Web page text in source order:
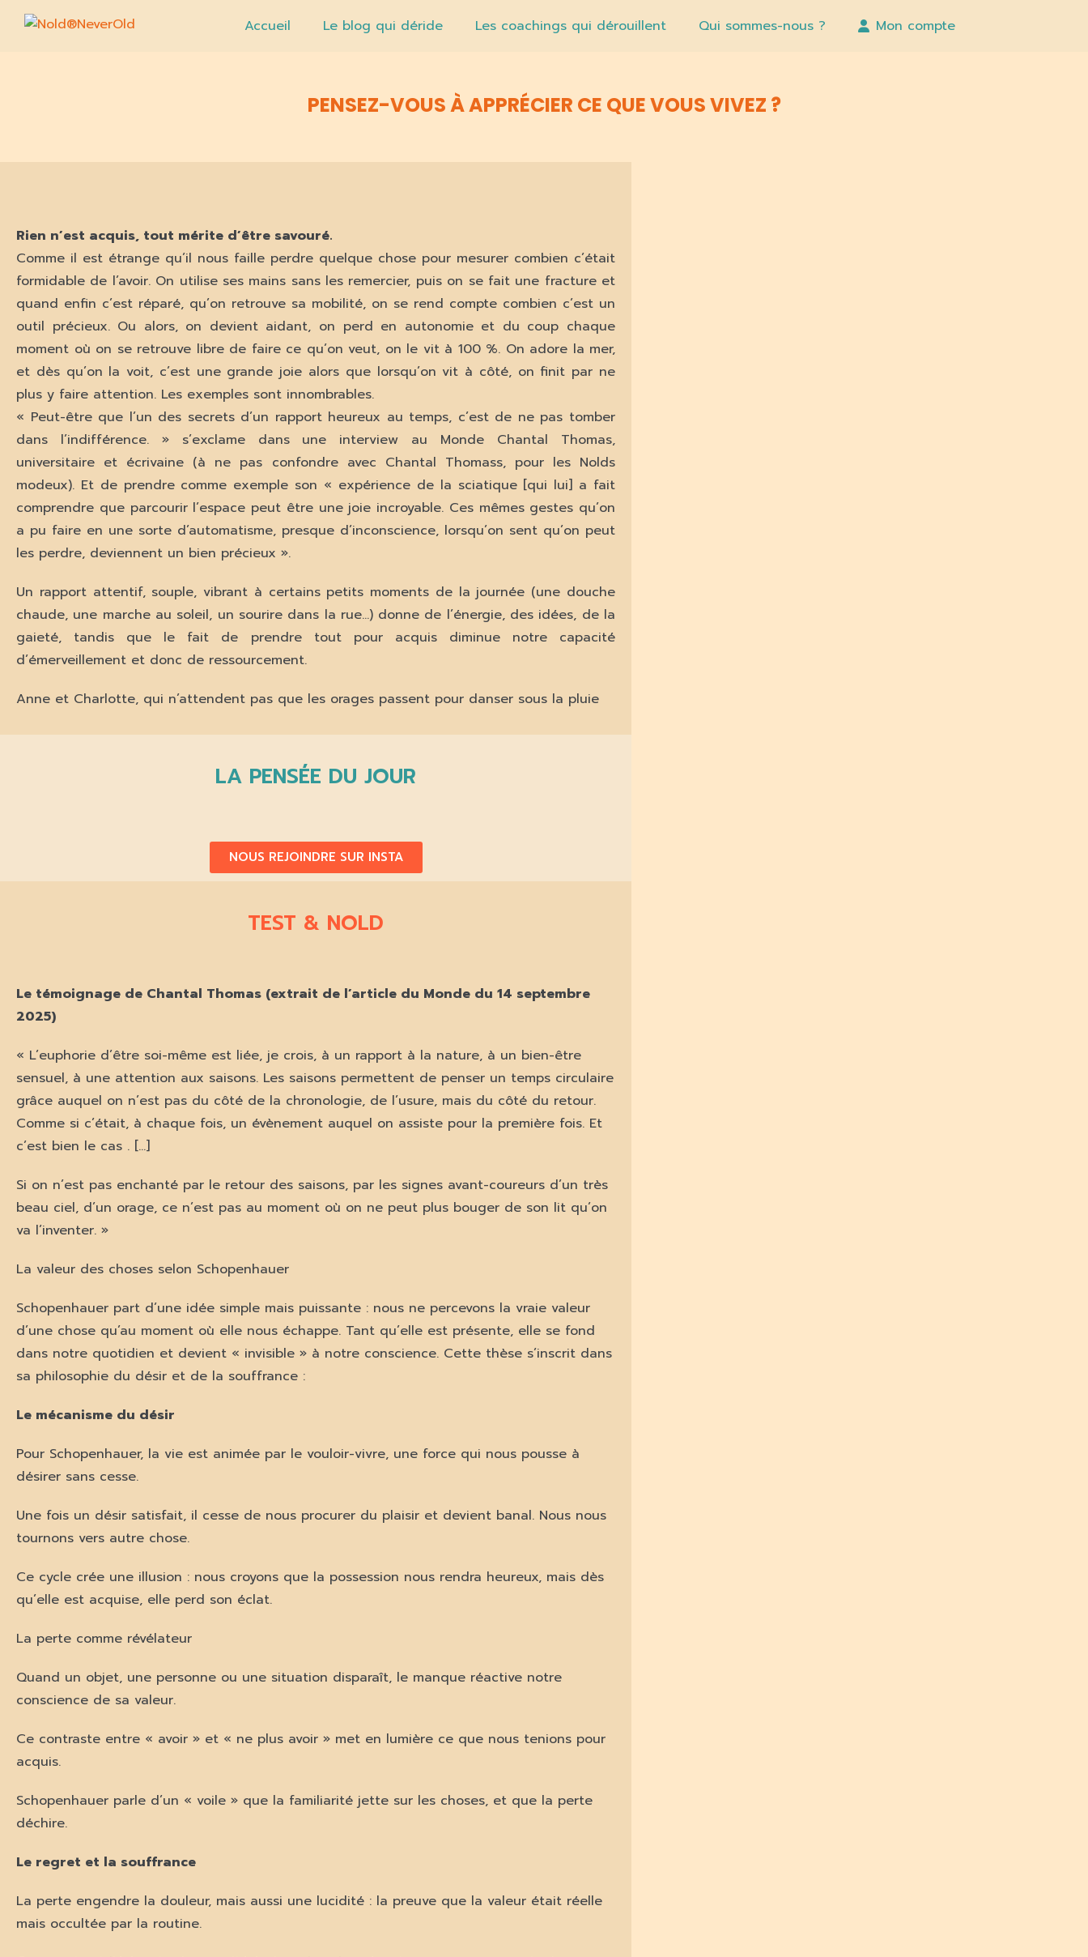
Accueil Le blog qui déride Les coachings qui dérouillent Qui sommes-nous ? Mon compte
PENSEZ-VOUS À APPRÉCIER CE QUE VOUS VIVEZ ?
Rien n’est acquis, tout mérite d’être savouré.
Comme il est étrange qu’il nous faille perdre quelque chose pour mesurer combien c’était
formidable de l’avoir. On utilise ses mains sans les remercier, puis on se fait une fracture et
quand enfin c’est réparé, qu’on retrouve sa mobilité, on se rend compte combien c’est un
outil précieux. Ou alors, on devient aidant, on perd en autonomie et du coup chaque
moment où on se retrouve libre de faire ce qu’on veut, on le vit à 100 %. On adore la mer,
et dès qu’on la voit, c’est une grande joie alors que lorsqu’on vit à côté, on finit par ne
plus y faire attention. Les exemples sont innombrables.
« Peut-être que l’un des secrets d’un rapport heureux au temps, c’est de ne pas tomber
dans l’indifférence. » s’exclame dans une interview au Monde Chantal Thomas,
universitaire et écrivaine (à ne pas confondre avec Chantal Thomass, pour les Nolds
modeux). Et de prendre comme exemple son « expérience de la sciatique [qui lui] a fait
comprendre que parcourir l’espace peut être une joie incroyable. Ces mêmes gestes qu’on
a pu faire en une sorte d’automatisme, presque d’inconscience, lorsqu’on sent qu’on peut
les perdre, deviennent un bien précieux ».
Un rapport attentif, souple, vibrant à certains petits moments de la journée (une douche
chaude, une marche au soleil, un sourire dans la rue…) donne de l’énergie, des idées, de la
gaieté, tandis que le fait de prendre tout pour acquis diminue notre capacité
d’émerveillement et donc de ressourcement.
Anne et Charlotte, qui n’attendent pas que les orages passent pour danser sous la pluie
LA PENSÉE DU JOUR
NOUS REJOINDRE SUR INSTA
TEST & NOLD
Le témoignage de Chantal Thomas (extrait de l’article du Monde du 14 septembre
2025)
« L’euphorie d’être soi-même est liée, je crois, à un rapport à la nature, à un bien-être
sensuel, à une attention aux saisons. Les saisons permettent de penser un temps circulaire
grâce auquel on n’est pas du côté de la chronologie, de l’usure, mais du côté du retour.
Comme si c’était, à chaque fois, un évènement auquel on assiste pour la première fois. Et
c’est bien le cas . […]
Si on n’est pas enchanté par le retour des saisons, par les signes avant-coureurs d’un très
beau ciel, d’un orage, ce n’est pas au moment où on ne peut plus bouger de son lit qu’on
va l’inventer. »
La valeur des choses selon Schopenhauer
Schopenhauer part d’une idée simple mais puissante : nous ne percevons la vraie valeur
d’une chose qu’au moment où elle nous échappe. Tant qu’elle est présente, elle se fond
dans notre quotidien et devient « invisible » à notre conscience. Cette thèse s’inscrit dans
sa philosophie du désir et de la souffrance :
Le mécanisme du désir
Pour Schopenhauer, la vie est animée par le vouloir-vivre, une force qui nous pousse à
désirer sans cesse.
Une fois un désir satisfait, il cesse de nous procurer du plaisir et devient banal. Nous nous
tournons vers autre chose.
Ce cycle crée une illusion : nous croyons que la possession nous rendra heureux, mais dès
qu’elle est acquise, elle perd son éclat.
La perte comme révélateur
Quand un objet, une personne ou une situation disparaît, le manque réactive notre
conscience de sa valeur.
Ce contraste entre « avoir » et « ne plus avoir » met en lumière ce que nous tenions pour
acquis.
Schopenhauer parle d’un « voile » que la familiarité jette sur les choses, et que la perte
déchire.
Le regret et la souffrance
La perte engendre la douleur, mais aussi une lucidité : la preuve que la valeur était réelle
mais occultée par la routine.